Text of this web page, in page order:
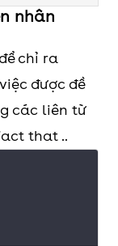
the peace
nhân
chỉ ra
được đề
các liên từ
that ..